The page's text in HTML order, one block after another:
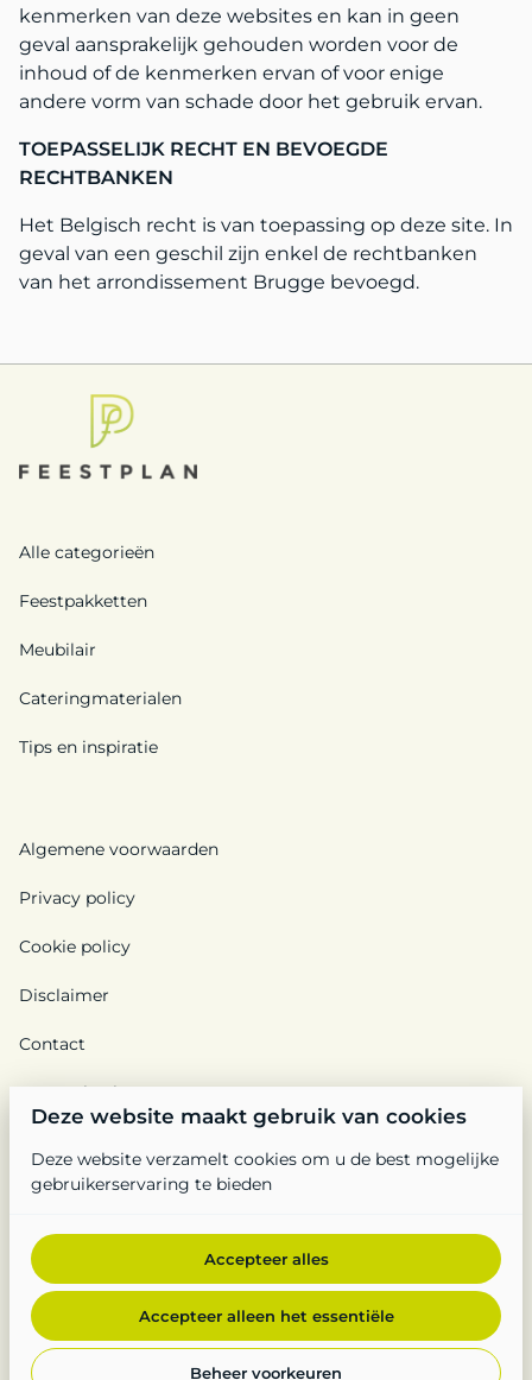
kenmerken van deze websites en kan in geen
geval aansprakelijk gehouden worden voor de
inhoud of de kenmerken ervan of voor enige
andere vorm van schade door het gebruik ervan.
TOEPASSELIJK RECHT EN BEVOEGDE
RECHTBANKEN
Het Belgisch recht is van toepassing op deze site. In
geval van een geschil zijn enkel de rechtbanken
van het arrondissement Brugge bevoegd.
Alle categorieën
Feestpakketten
Meubilair
Cateringmaterialen
Tips en inspiratie
Algemene voorwaarden
Privacy policy
Cookie policy
Disclaimer
Contact
Ons verhaal
2026 Feestplan. All right reserved. | BTW BE0688 944 577 |
Privacy policy|Powered by Booqable
Algemene voorwaarden
Cookie policy
Disclaimer
Contact Ons verhaal
Deze website maakt gebruik van cookies
Deze website verzamelt cookies om u de best mogelijke
gebruikerservaring te bieden
Accepteer alles
Accepteer alleen het essentiële
Beheer voorkeuren